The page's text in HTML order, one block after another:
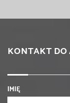
KONTAKT DO
IMIĘ